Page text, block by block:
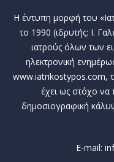
Η έντυπη μορφή του
το 1990 (ιδρυτής: Ι.
ιατρούς όλων των
ηλεκτρονική
www.iatrikostypos.com,
έχει ως στόχο
δημοσιογραφική
E-mail: